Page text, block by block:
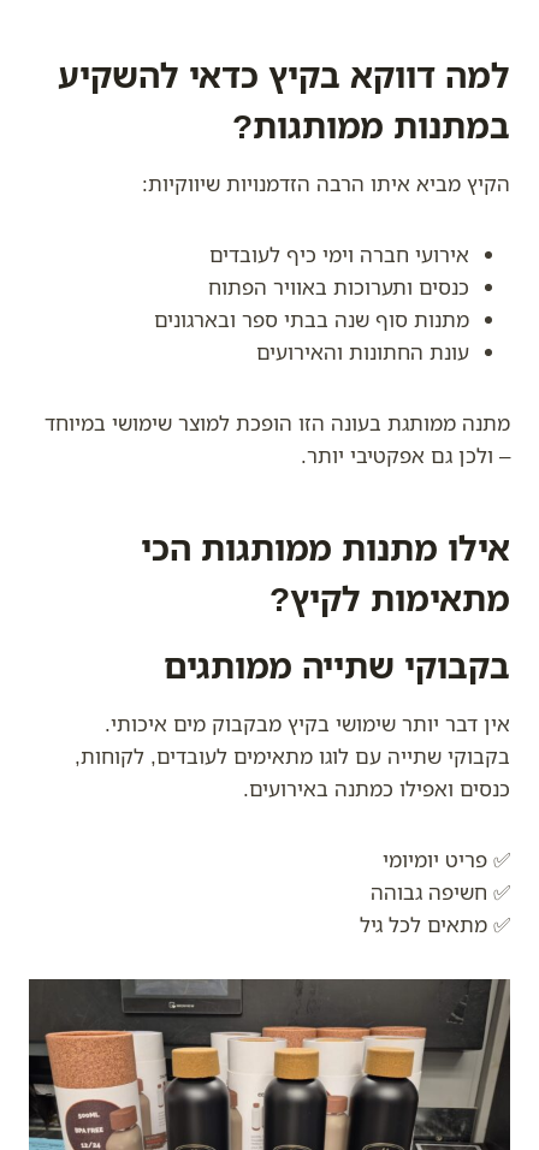
למה דווקא בקיץ כדאי להשקיע
במתנות ממותגות?
הקיץ מביא איתו הרבה הזדמנויות שיווקיות:
אירועי חברה וימי כיף לעובדים
כנסים ותערוכות באוויר הפתוח
מתנות סוף שנה בבתי ספר ובארגונים
עונת החתונות והאירועים
מתנה ממותגת בעונה הזו הופכת למוצר שימושי במיוחד
– ולכן גם אפקטיבי יותר.
אילו מתנות ממותגות הכי
מתאימות לקיץ?
בקבוקי שתייה ממותגים
אין דבר יותר שימושי בקיץ מבקבוק מים איכותי.
בקבוקי שתייה עם לוגו מתאימים לעובדים, לקוחות,
כנסים ואפילו כמתנה באירועים.
✅ פריט יומיומי
✅ חשיפה גבוהה
✅ מתאים לכל גיל